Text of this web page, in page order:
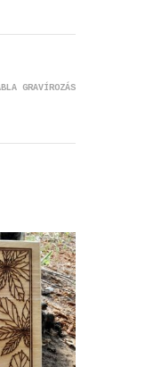
GRAVÍROZÁS